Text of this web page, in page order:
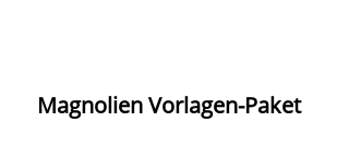
Magnolien Vorlagen-Paket